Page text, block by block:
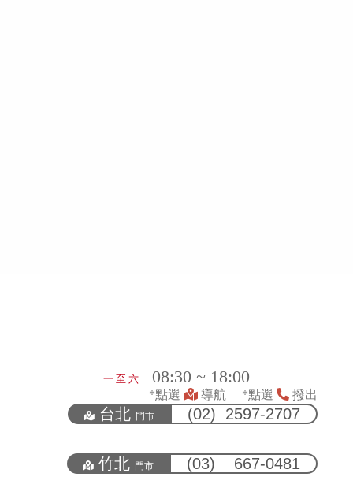
一 至 六 08:30 ~ 18:00
*點選 導航 *點選 撥出
台北 門市 (02) 2597-2707
竹北 門市 (03) 667-0481